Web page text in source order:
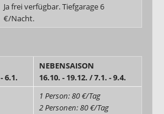
Ja frei verfügbar. Tiefgarage 6
€/Nacht.
6.1.
NEBENSAISON
16.10. - 19.12. / 7.1. - 9.4.
1 Person: 80 €/Tag
2 Personen: 80 €/Tag